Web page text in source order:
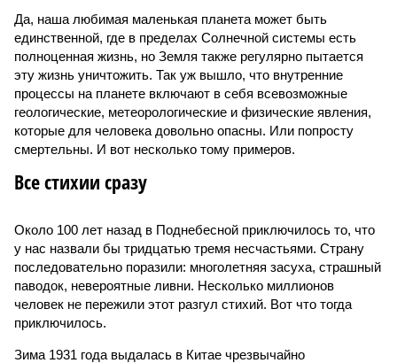
Да, наша любимая маленькая планета может быть
единственной, где в пределах Солнечной системы есть
полноценная жизнь, но Земля также регулярно пытается
эту жизнь уничтожить. Так уж вышло, что внутренние
процессы на планете включают в себя всевозможные
геологические, метеорологические и физические явления,
которые для человека довольно опасны. Или попросту
смертельны. И вот несколько тому примеров.
Все стихии сразу
Около 100 лет назад в Поднебесной приключилось то, что
у нас назвали бы тридцатью тремя несчастьями. Страну
последовательно поразили: многолетняя засуха, страшный
паводок, невероятные ливни. Несколько миллионов
человек не пережили этот разгул стихий. Вот что тогда
приключилось.
Зима 1931 года выдалась в Китае чрезвычайно